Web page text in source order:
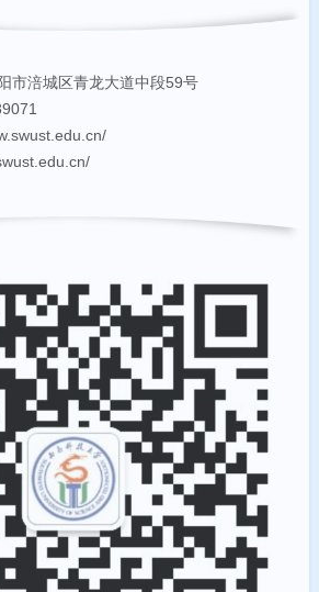
市涪城区青龙大道中段59号